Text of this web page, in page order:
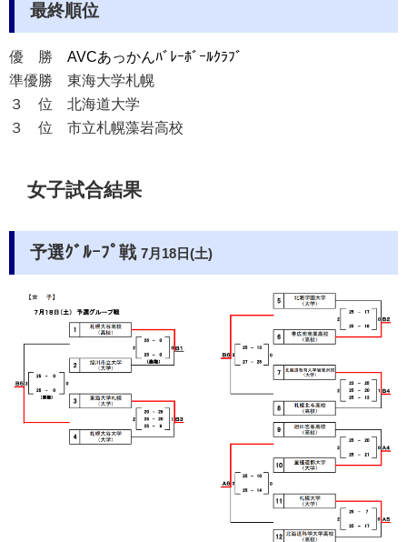
最終順位
優 勝 AVCあっかんﾊﾞﾚｰﾎﾞｰﾙｸﾗﾌﾞ
準優勝 東海大学札幌
３ 位 北海道大学
３ 位 市立札幌藻岩高校
女子試合結果
予選ｸﾞﾙｰﾌﾟ戦 7月18日(土)